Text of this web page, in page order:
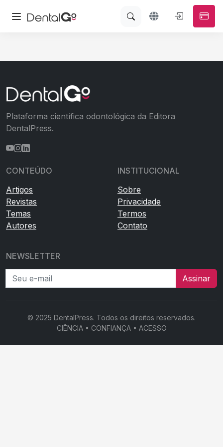
Plataforma científica odontológica da Editora
DentalPress.
CONTEÚDO
Artigos
Revistas
Temas
Autores
INSTITUCIONAL
Sobre
Privacidade
Termos
Contato
NEWSLETTER
Seu e-mail
Assinar
© 2025 DentalPress. Todos os direitos reservados.
CIÊNCIA • CONFIANÇA • ACESSO